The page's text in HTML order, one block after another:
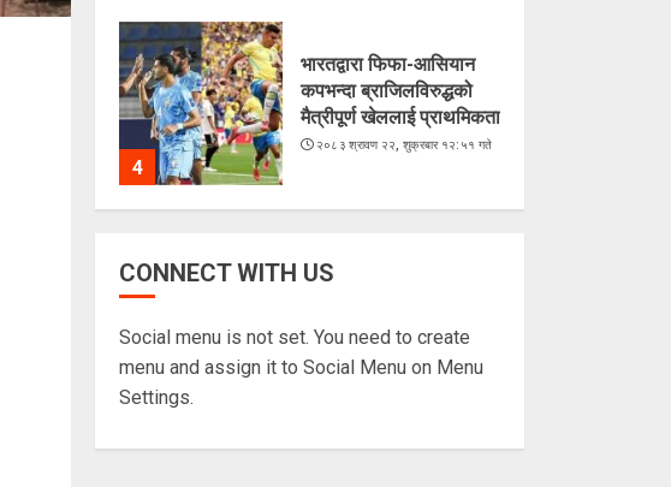
4
भारतद्वारा फिफा-आसियान
कपभन्दा ब्राजिलविरुद्धको
मैत्रीपूर्ण खेललाई प्राथमिकता
२०८३ श्रावण २२, शुक्रबार १२:५१ गते
आफूसँग प्रतिस्पर्धा गरेँ : मिस
२०८३ श्रावण २१, बिहीबार १६:०३ गते
चराहरूको संसारमा छिर्दै
CONNECT WITH US
Social menu is not set. You need to create
menu and assign it to Social Menu on Menu
Settings.